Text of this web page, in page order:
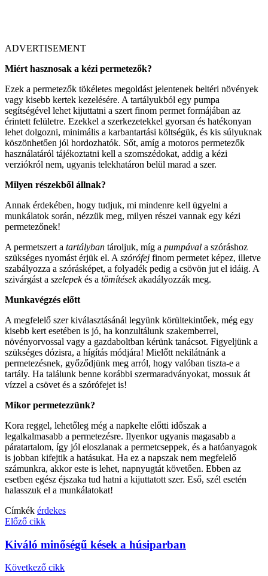
ADVERTISEMENT
Miért hasznosak a kézi permetezők?
Ezek a permetezők tökéletes megoldást jelentenek beltéri növények
vagy kisebb kertek kezelésére. A tartályukból egy pumpa
segítségével lehet kijuttatni a szert finom permet formájában az
érintett felületre. Ezekkel a szerkezetekkel gyorsan és hatékonyan
lehet dolgozni, minimális a karbantartási költségük, és kis súlyuknak
köszönhetően jól hordozhatók. Sőt, amíg a motoros permetezők
használatáról tájékoztatni kell a szomszédokat, addig a kézi
verziókról nem, ugyanis telekhatáron belül marad a szer.
Milyen részekből állnak?
Annak érdekében, hogy tudjuk, mi mindenre kell ügyelni a
munkálatok során, nézzük meg, milyen részei vannak egy kézi
permetezőnek!
A permetszert a tartályban tároljuk, míg a pumpával a szóráshoz
szükséges nyomást érjük el. A szórófej finom permetet képez, illetve
szabályozza a szórásképet, a folyadék pedig a csövön jut el idáig. A
szivárgást a szelepekés a tömítésekakadályozzák meg.
Munkavégzés előtt
A megfelelő szer kiválasztásánál legyünk körültekintőek, még egy
kisebb kert esetében is jó, ha konzultálunk szakemberrel,
növényorvossal vagy a gazdaboltban kérünk tanácsot. Figyeljünk a
szükséges dózisra, a hígítás módjára! Mielőtt nekilátnánk a
permetezésnek, győződjünk meg arról, hogy valóban tiszta-e a
tartály. Ha találunk benne korábbi szermaradványokat, mossuk át
vízzel a csövet és a szórófejet is!
Mikor permetezzünk?
Kora reggel, lehetőleg még a napkelte előtti időszak a
legalkalmasabb a permetezésre. Ilyenkor ugyanis magasabb a
páratartalom, így jól eloszlanak a permetcseppek, és a hatóanyagok
is jobban kifejtik a hatásukat. Ha ez a napszak nem megfelelő
számunkra, akkor este is lehet, napnyugtát követően. Ebben az
esetben egész éjszaka tud hatni a kijuttatott szer. Eső, szél esetén
halasszuk el a munkálatokat!
Címkék érdekes
Előző cikk
Kiváló minőségű kések a húsiparban
Következő cikk